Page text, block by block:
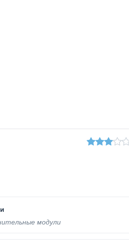
модули